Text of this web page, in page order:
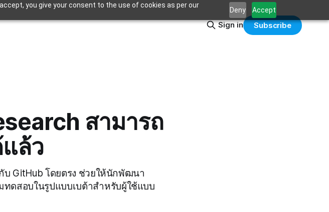
you give your consent to the use of cookies as per our
Deny Accept
Sign in Subscribe
สามารถ
ล้ว
บ GitHub โดยตรง ช่วยให้นักพัฒนา
ทดสอบในรูปแบบเบต้าสำหรับผู้ใช้แบบ